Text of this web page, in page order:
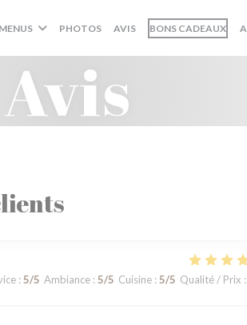
PHOTOS AVIS BONS CADEAUX
Avis
: 5/5 Ambiance: 5/5 Cuisine: 5/5 Qualité / Prix :